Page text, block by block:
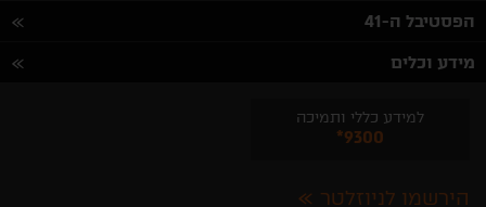
הפסטיבל ה-41
מידע וכלים
למידע כללי ותמיכה
*9300
הירשמו לניוזלטר